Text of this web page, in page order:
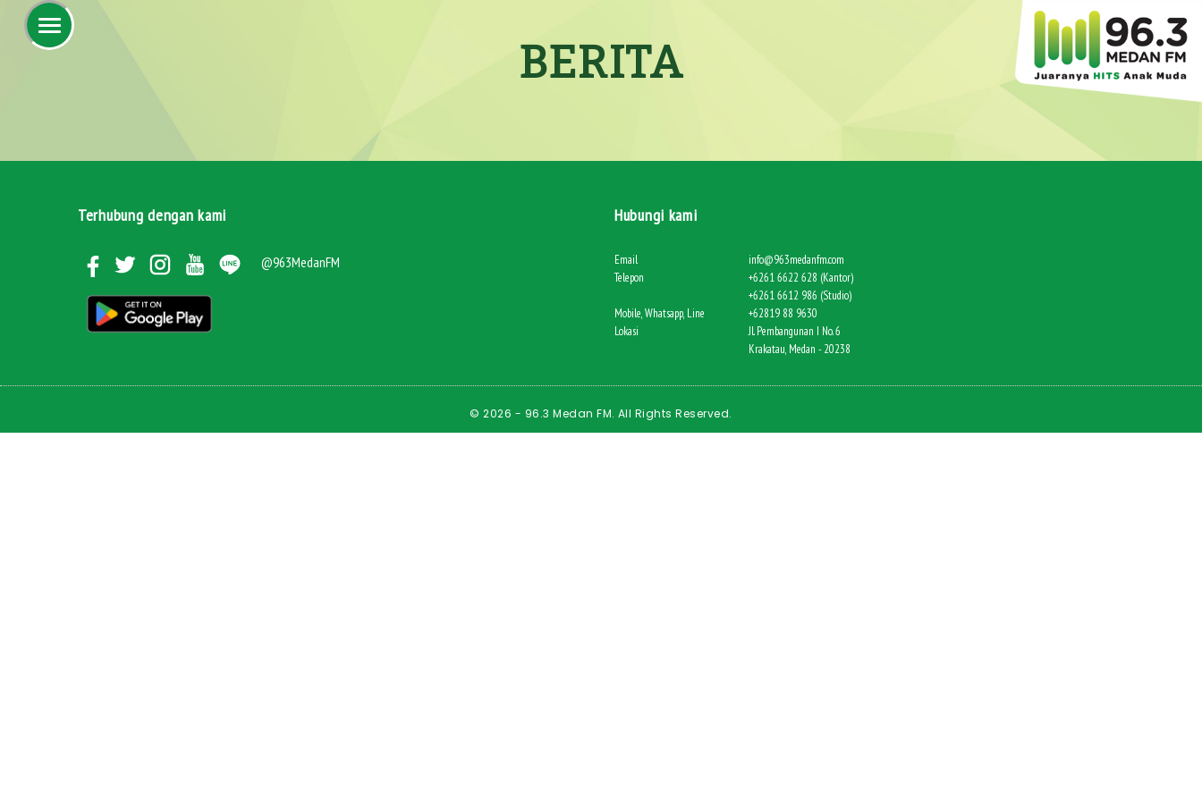
BERITA
Terhubung dengan kami
@963MedanFM
Hubungi kami
Email
info@963medanfm.com
Telepon
+6261 6622 628 (Kantor)
+6261 6612 986 (Studio)
Mobile, Whatsapp, Line
+62819 88 9630
Lokasi
Jl. Pembangunan I No. 6
Krakatau, Medan - 20238
© 2026 - 96.3 Medan FM. All Rights Reserved.